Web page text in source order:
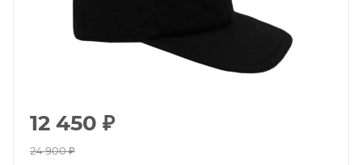
12 450 ₽
24 900₽